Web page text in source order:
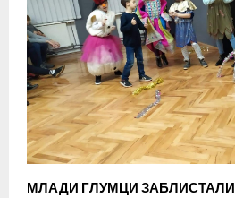
МЛАДИ ГЛУМЦИ ЗАБЛИСТАЛИ